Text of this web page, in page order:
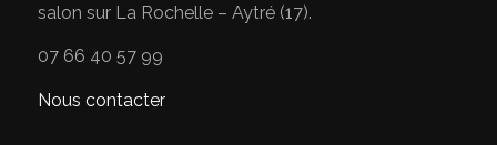
salon sur La Rochelle – Aytré (17).
07 66 40 57 99
Nous contacter